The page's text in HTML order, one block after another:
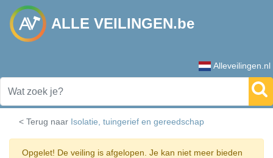
ALLE VEILINGEN.be
Alleveilingen.nl
< Terug naar Isolatie, tuingerief en gereedschap
Opgelet! De veiling is afgelopen. Je kan niet meer bieden